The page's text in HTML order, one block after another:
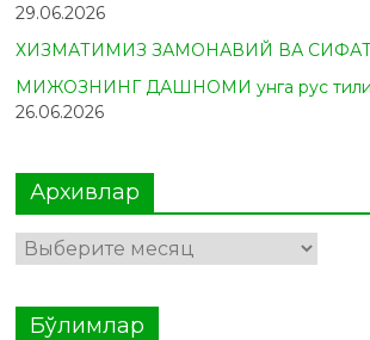
29.06.2026
ХИЗМАТИМИЗ ЗАМОНАВИЙ ВА
МИЖОЗНИНГ ДАШНОМИ унга рус
26.06.2026
Архивлар
Бўлимлар